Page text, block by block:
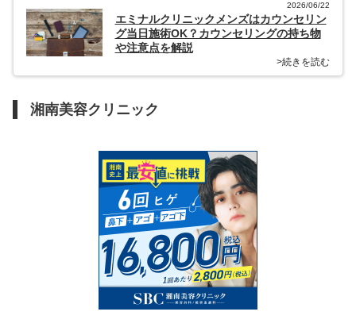
2026/06/22
エミナルクリニックメンズはカウンセリン
グ当日施術OK？カウンセリングの持ち物
や注意点を解説
>続きを読む
湘南美容クリニック